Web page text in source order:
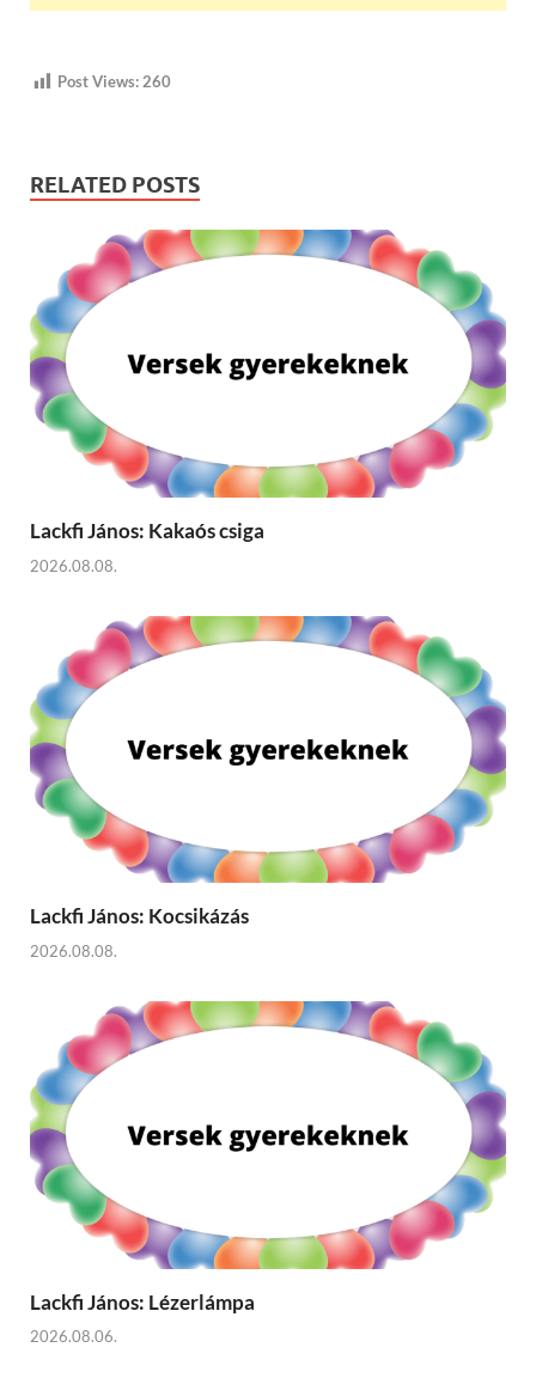
Post Views:260
RELATED POSTS
Lackfi János: Kakaós csiga
2026.08.08.
Lackfi János: Kocsikázás
2026.08.08.
Lackfi János: Lézerlámpa
2026.08.06.